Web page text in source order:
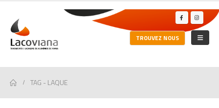
TROUVEZ NOUS
TAG - LAQUE